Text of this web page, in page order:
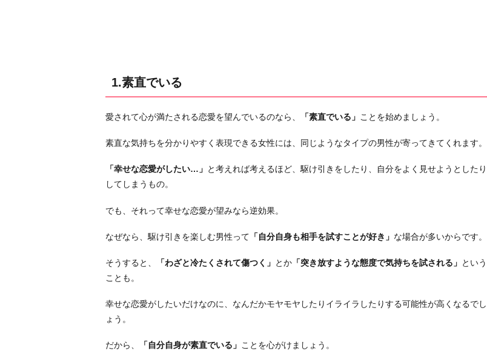
ず
注
3.
小
な
こ
に
謝
す
4.
ネ
1.素直でいる
愛されて心が満たされる恋愛を望んでいるのなら、 「素直でいる」 ことを始めましょう。
素直な気持ちを分かりやすく表現できる女性には、同じようなタイプの男性が寄ってきてくれます。
「幸せな恋愛がしたい…」 と考えれば考えるほど、駆け引きをしたり、自分をよく見せようとしたり
してしまうもの。
でも、それって幸せな恋愛が望みなら逆効果。
なぜなら、駆け引きを楽しむ男性って 「自分自身も相手を試すことが好き」 な場合が多いからです。
そうすると、 「わざと冷たくされて傷つく」 とか 「突き放すような態度で気持ちを試される」 という
ことも。
幸せな恋愛がしたいだけなのに、なんだかモヤモヤしたりイライラしたりする可能性が高くなるでし
ょう。
だから、 「自分自身が素直でいる」 ことを心がけましょう。